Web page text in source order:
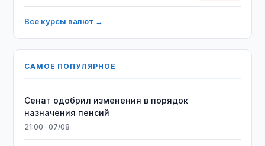
Все курсы валют →
САМОЕ ПОПУЛЯРНОЕ
Сенат одобрил изменения в порядок
назначения пенсий
21:00 · 07/08